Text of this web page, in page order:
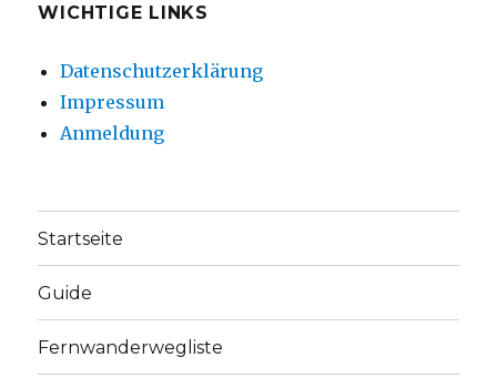
WICHTIGE LINKS
Datenschutzerklärung
Impressum
Anmeldung
Startseite
Guide
Fernwanderwegliste